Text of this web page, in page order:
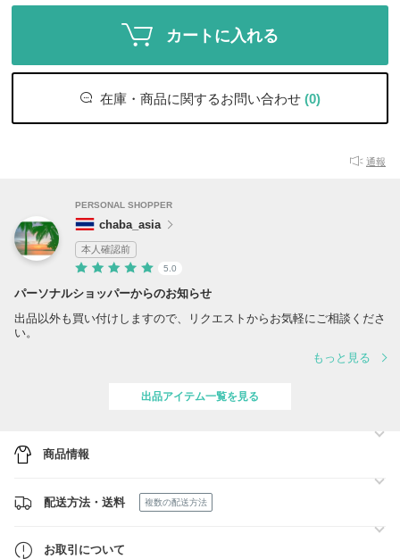
カートに入れる
在庫・商品に関するお問い合わせ (0)
通報
PERSONAL SHOPPER
chaba_asia
本人確認前
5.0
パーソナルショッパーからのお知らせ
出品以外も買い付けしますので、リクエストからお気軽にご相談くださ
い。
もっと見る
出品アイテム一覧を見る
商品情報
配送方法・送料 複数の配送方法
お取引について